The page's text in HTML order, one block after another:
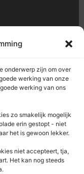
onderwerp zijn om over
werking van onze
werking van ons
zo smakelijk mogelijk
erin gestopt - niet
het is gewoon lekker.
niet accepteert, tja,
Het kan nog steeds